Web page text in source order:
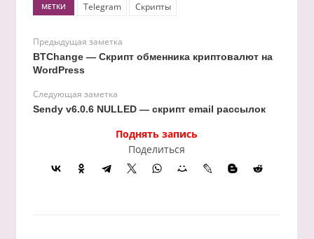
МЕТКИ Telegram Скрипты
Предыдущая заметка
BTChange — Скрипт обменника криптовалют на
WordPress
Следующая заметка
Sendy v6.0.6 NULLED — скрипт email рассылок
Поднять запись
Поделиться